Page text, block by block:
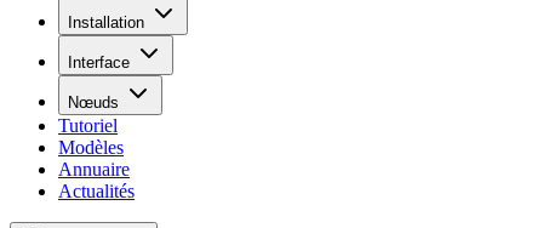
Installation
Interface
Nœuds
Tutoriel
Modèles
Annuaire
Actualités